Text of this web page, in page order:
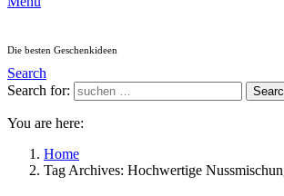
Die besten Geschenkideen
Search
Search for:
You are here:
Home
Tag Archives: Hochwertige